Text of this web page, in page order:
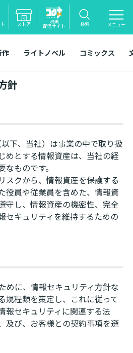
ストア 漫画
配信サイト 検索 メニュー
作 ライトノベル コミックス
針
下、当社）は事業の中で取り扱
めとする情報資産は、当社の経
ものです。
スクから、情報資産を保護する
役員や従業員を含めた、情報資
守し、情報資産の機密性、完全
セキュリティを維持するための
めに、情報セキュリティ方針な
規程類を策定し、これに従って
報セキュリティに関連する法
及び、お客様との契約事項を遵